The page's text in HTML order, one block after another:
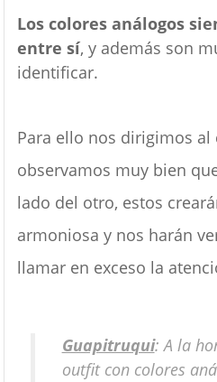
Los colores análogos
entre sí, y además son
identificar.
Para ello nos dirigimos
observamos muy bien
lado del otro, estos
armoniosa y nos harán
llamar en exceso la
Guapitruqui: A la
outfit con colores